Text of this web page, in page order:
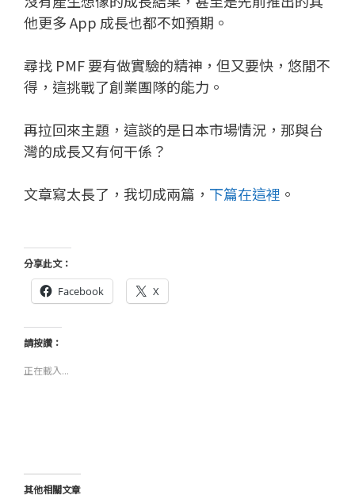
他更多 App 成長也都不如預期。
尋找 PMF 要有做實驗的精神，但又要快，悠閒不
得，這挑戰了創業團隊的能力。
再拉回來主題，這談的是日本市場情況，那與台
灣的成長又有何干係？
文章寫太長了，我切成兩篇， 下篇在這裡 。
分享此文：
Facebook X
請按讚：
正在載入...
其他相關文章